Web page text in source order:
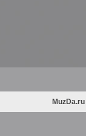
MuzDa.ru